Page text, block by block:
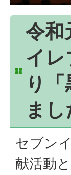
令和
イレ
り
まし
セブン
献活動